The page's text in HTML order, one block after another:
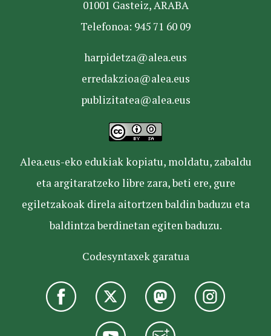
01001 Gasteiz, ARABA
Telefonoa: 945 71 60 09
harpidetza@alea.eus
erredakzioa@alea.eus
publizitatea@alea.eus
Alea.eus-eko edukiak kopiatu, moldatu, zabaldu
eta argitaratzeko libre zara, beti ere, gure
egiletzakoak direla aitortzen baldin baduzu eta
baldintza berdinetan egiten baduzu.
Codesyntaxek garatua